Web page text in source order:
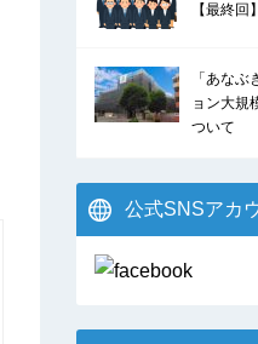
【最終回】
「あな
ョン大規
ついて
公式SNSアカ